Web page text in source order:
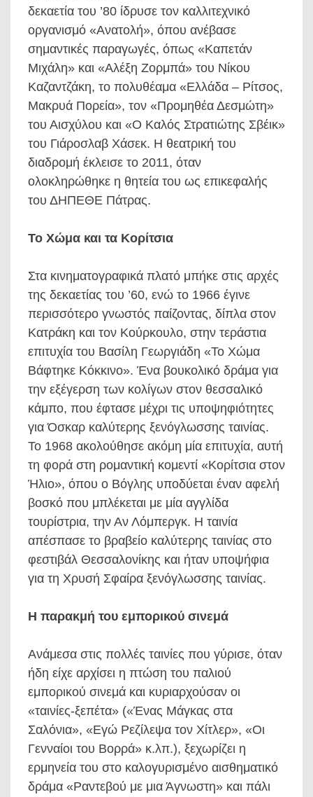
δεκαετία του ’80 ίδρυσε τον καλλιτεχνικό
οργανισμό «Ανατολή», όπου ανέβασε
σημαντικές παραγωγές, όπως «Καπετάν
Μιχάλη» και «Αλέξη Ζορμπά» του Νίκου
Καζαντζάκη, το πολυθέαμα «Ελλάδα – Ρίτσος,
Μακρυά Πορεία», τον «Προμηθέα Δεσμώτη»
του Αισχύλου και «Ο Καλός Στρατιώτης Σβέικ»
του Γιάροσλαβ Χάσεκ. Η θεατρική του
διαδρομή έκλεισε το 2011, όταν
ολοκληρώθηκε η θητεία του ως επικεφαλής
του ΔΗΠΕΘΕ Πάτρας.
Το Χώμα και τα Κορίτσια
Στα κινηματογραφικά πλατό μπήκε στις αρχές
της δεκαετίας του ’60, ενώ το 1966 έγινε
περισσότερο γνωστός παίζοντας, δίπλα στον
Κατράκη και τον Κούρκουλο, στην τεράστια
επιτυχία του Βασίλη Γεωργιάδη «Το Χώμα
Βάφτηκε Κόκκινο». Ένα βουκολικό δράμα για
την εξέγερση των κολίγων στον θεσσαλικό
κάμπο, που έφτασε μέχρι τις υποψηφιότητες
για Όσκαρ καλύτερης ξενόγλωσσης ταινίας.
Το 1968 ακολούθησε ακόμη μία επιτυχία, αυτή
τη φορά στη ρομαντική κομεντί «Κορίτσια στον
Ήλιο», όπου ο Βόγλης υποδύεται έναν αφελή
βοσκό που μπλέκεται με μία αγγλίδα
τουρίστρια, την Αν Λόμπεργκ. Η ταινία
απέσπασε το βραβείο καλύτερης ταινίας στο
φεστιβάλ Θεσσαλονίκης και ήταν υποψήφια
για τη Χρυσή Σφαίρα ξενόγλωσσης ταινίας.
Η παρακμή του εμπορικού σινεμά
Ανάμεσα στις πολλές ταινίες που γύρισε, όταν
ήδη είχε αρχίσει η πτώση του παλιού
εμπορικού σινεμά και κυριαρχούσαν οι
«ταινίες-ξεπέτα» («Ένας Μάγκας στα
Σαλόνια», «Εγώ Ρεζίλεψα τον Χίτλερ», «Οι
Γενναίοι του Βορρά» κ.λπ.), ξεχωρίζει η
ερμηνεία του στο καλογυρισμένο αισθηματικό
δράμα «Ραντεβού με μια Άγνωστη» και πάλι